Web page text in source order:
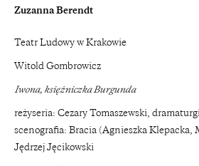
Zuzanna Berendt
Teatr Ludowy w Krakowie
Witold Gombrowicz
Iwona, księżniczka Burgunda
reżyseria: Cezary Tomaszewski,
scenografia: Bracia (Agnieszka Klepacka,
Jędrzej Jęcikowski